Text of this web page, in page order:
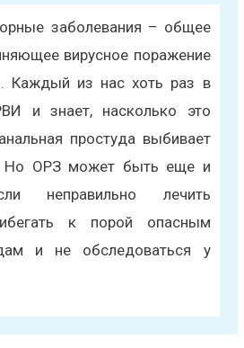
заболевания – общее
вирусное поражение
Каждый из нас хоть раз в
и знает, насколько это
простуда выбивает
Но ОРЗ может быть еще и
неправильно лечить
к порой опасным
и не обследоваться у